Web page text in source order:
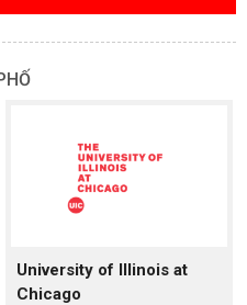
University of Illinois at
Chicago